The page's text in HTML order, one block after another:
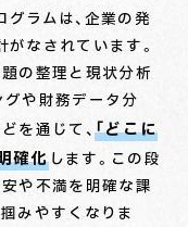
ラムは、企業の発
なされています。
の整理と現状分析
や財務データ分
を通じて、「どこに
確化します。この段
や不満を明確な課
みやすくなりま